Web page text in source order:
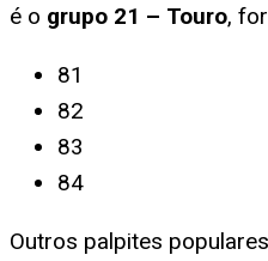
é o grupo 21 – Touro,
81
82
83
84
Outros palpites